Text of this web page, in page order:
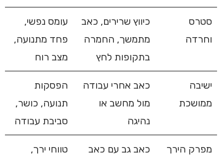
סטרס
וחרדה
כיווץ שרירים, כאב
מתמשך, החמרה
בתקופות לחץ
עומס נפשי,
פחד מתנועה,
מצב רוח
ישיבה
ממושכת
כאב אחרי עבודה
מול מחשב או
נהיגה
הפסקות
תנועה, כושר,
סביבת עבודה
מפרק הירך
כאב גב עם כאב
טווחי ירך,